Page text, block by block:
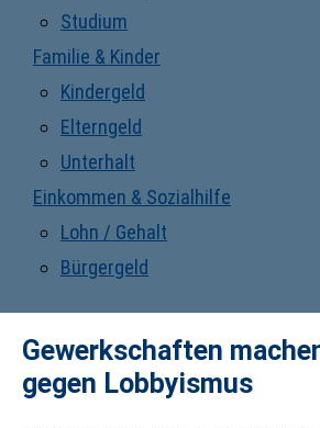
Studium
Familie & Kinder
Kindergeld
Elterngeld
Unterhalt
Einkommen & Sozialhilfe
Lohn / Gehalt
Bürgergeld
Gewerkschaften
gegen Lobbyismus